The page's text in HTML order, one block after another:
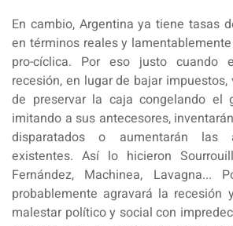
En cambio, Argentina ya tiene tasas
en términos reales y
pro-cíclica. Por eso justo cuando
recesión, en lugar de bajar
de preservar la caja congelando el
imitando a sus antecesores,
disparatados o aumentarán
existentes. Así lo hicieron
Fernández, Machinea, Lavagna...
probablemente agravará la recesión
malestar político y social con